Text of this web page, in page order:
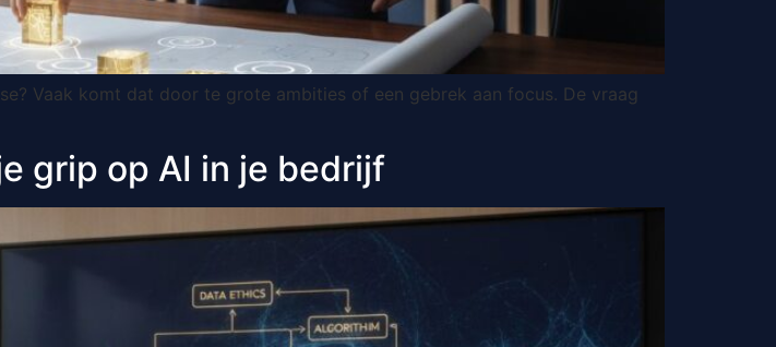
Vaak komt dat door te grote ambities of een gebrek aan focus. De vraag
grip op AI in je bedrijf